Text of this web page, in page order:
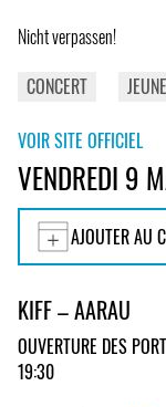
Nicht verpassen!
CONCERT
VOIR SITE OFFICIEL
VENDREDI 9
AJOUTER AU
KIFF – AARAU
OUVERTURE DES
19:30